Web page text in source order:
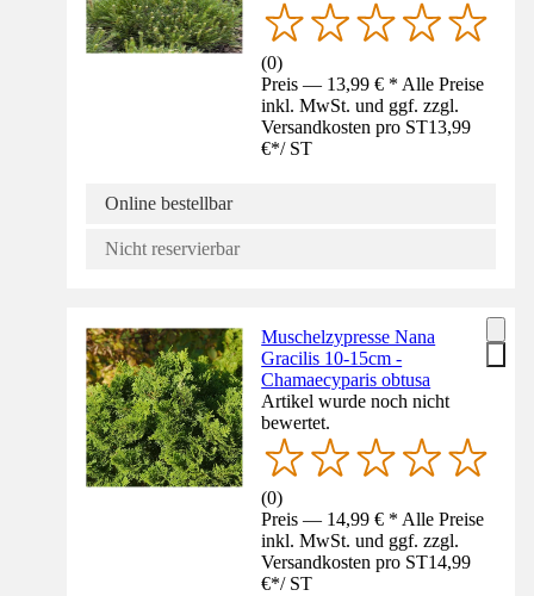
(0)
Preis — 13,99 € * Alle Preise
inkl. MwSt. und ggf. zzgl.
Versandkosten pro ST13,99
€*/ ST
Online bestellbar
Nicht reservierbar
Muschelzypresse Nana
Gracilis 10-15cm -
Chamaecyparis obtusa
Artikel wurde noch nicht
bewertet.
(0)
Preis — 14,99 € * Alle Preise
inkl. MwSt. und ggf. zzgl.
Versandkosten pro ST14,99
€*/ ST